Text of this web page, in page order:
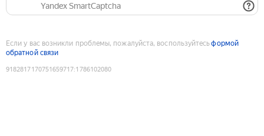
Yandex SmartCaptcha
Если у вас возникли проблемы, пожалуйста, воспользуйтесьформой
обратной связи
9182817170751659717:1786102080